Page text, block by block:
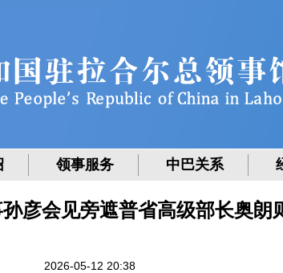
领事服务 中巴关系
彦会见旁遮普省高级部长奥朗
2026-05-12 20:38